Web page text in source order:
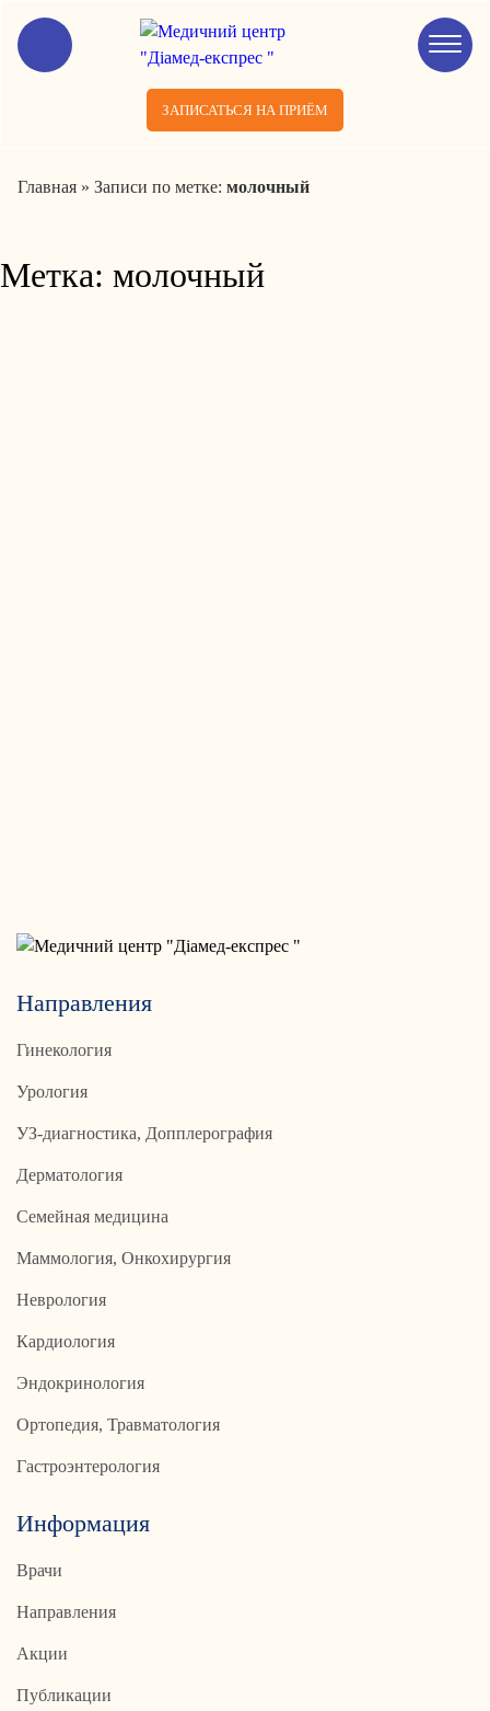
ЗАПИСАТЬСЯ НА ПРИЁМ
Главная » Записи по метке: молочный
Метка: молочный
Направления
Гинекология
Урология
УЗ-диагностика, Допплерография
Дерматология
Семейная медицина
Маммология, Онкохирургия
Неврология
Кардиология
Эндокринология
Ортопедия, Травматология
Гастроэнтерология
Информация
Врачи
Направления
Акции
Публикации